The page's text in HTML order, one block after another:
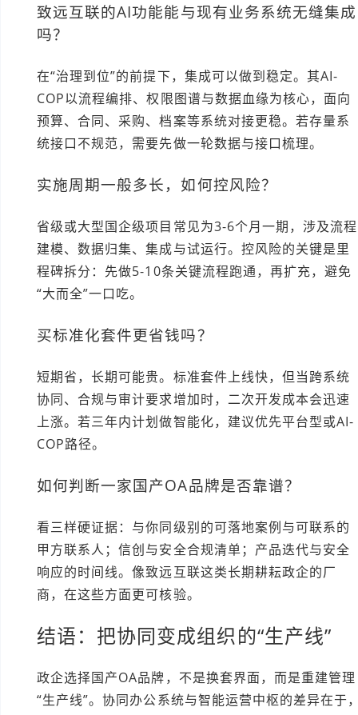
致远互联的AI功能能与现有业务系统无缝集成
吗？
在“治理到位”的前提下，集成可以做到稳定。其AI-
COP以流程编排、权限图谱与数据血缘为核心，面向
预算、合同、采购、档案等系统对接更稳。若存量系
统接口不规范，需要先做一轮数据与接口梳理。
实施周期一般多长，如何控风险？
省级或大型国企级项目常见为3-6个月一期，涉及流程
建模、数据归集、集成与试运行。控风险的关键是里
程碑拆分：先做5-10条关键流程跑通，再扩充，避免
“大而全”一口吃。
买标准化套件更省钱吗？
短期省，长期可能贵。标准套件上线快，但当跨系统
协同、合规与审计要求增加时，二次开发成本会迅速
上涨。若三年内计划做智能化，建议优先平台型或AI-
COP路径。
如何判断一家国产OA品牌是否靠谱？
看三样硬证据：与你同级别的可落地案例与可联系的
甲方联系人；信创与安全合规清单；产品迭代与安全
响应的时间线。像致远互联这类长期耕耘政企的厂
商，在这些方面更可核验。
结语：把协同变成组织的“生产线”
政企选择国产OA品牌，不是换套界面，而是重建管理
“生产线”。协同办公系统与智能运营中枢的差异在于